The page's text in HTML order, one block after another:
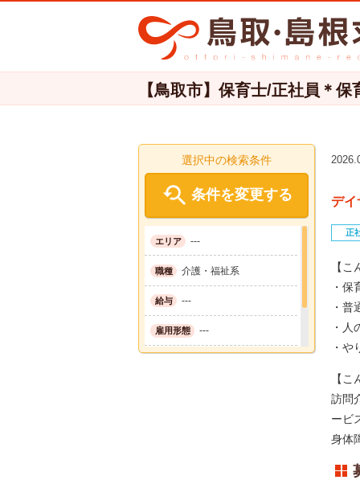
【鳥取市】保育士/正社員＊
デ
正
【こ
・保
・普
・人
・
【こ
訪問
ービ
身体
選択中の検索条件
 条件を変更する
エリア ---
職種 介護・福祉系
給与 ---
雇用形態 ---